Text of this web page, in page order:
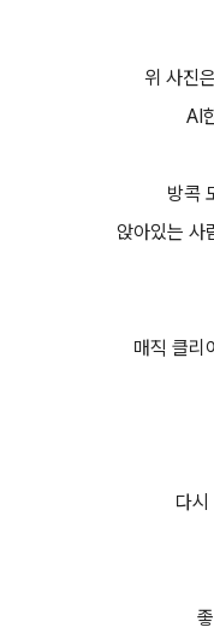
위 사진
AI
방콕
앉아있는 사
매직 클리
다